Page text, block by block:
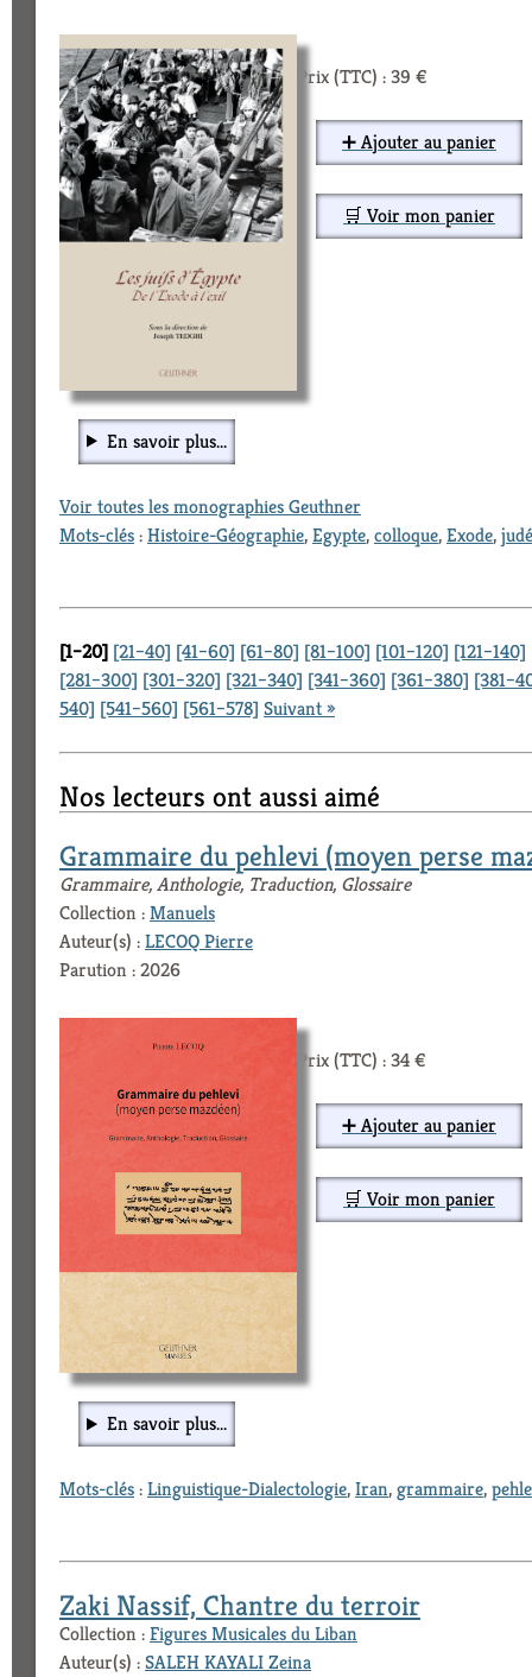
Prix (TTC) : 39 €
➕ Ajouter au panier
🛒 Voir mon panier
En savoir plus...
Voir toutes les monographies Geuthner
Mots-clés:Histoire-Géographie,Egypte,colloque,Exode,
[1–20] [21–40] [41–60] [61–80] [81–100] [101–120] [121–140]
[281–300] [301–320] [321–340] [341–360] [361–380]
540] [541–560] [561–578] Suivant »
Nos lecteurs ont aussi aimé
Grammaire du pehlevi (moyen perse
Grammaire, Anthologie, Traduction, Glossaire
Collection :Manuels
Auteur(s) :LECOQ Pierre
Parution : 2026
Prix (TTC) : 34 €
➕ Ajouter au panier
🛒 Voir mon panier
En savoir plus...
Mots-clés:Linguistique-Dialectologie,Iran,grammaire,
Zaki Nassif, Chantre du terroir
Collection :Figures Musicales du Liban
Auteur(s) :SALEH KAYALI Zeina